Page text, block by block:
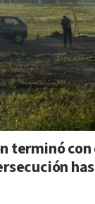
terminó con